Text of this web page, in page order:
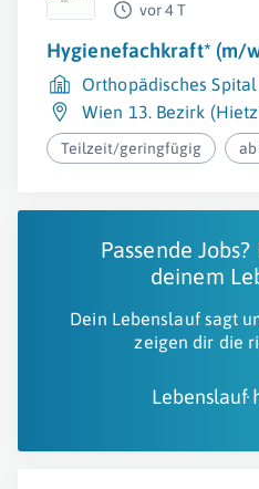
vor 4 T
Hygienefachkraft* (m/
Orthopädisches
Wien 13. Bezirk
Teilzeit/geringfügig ab
Passende
deinem
Dein Lebenslauf sagt
zeigen dir die
Lebenslauf